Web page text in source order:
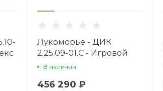
Лукоморье - ДИК
2.25.09-01.С - Игровой
комплекс H=1200
В наличии
456 290 ₽